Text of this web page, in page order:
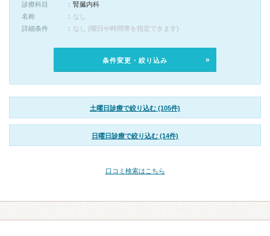
診療科目
腎臓内科
名称
なし
詳細条件
なし (曜日や時間帯を指定できます)
条件変更・絞り込み
土曜日診療で絞り込む (105件)
日曜日診療で絞り込む (14件)
口コミ検索はこちら